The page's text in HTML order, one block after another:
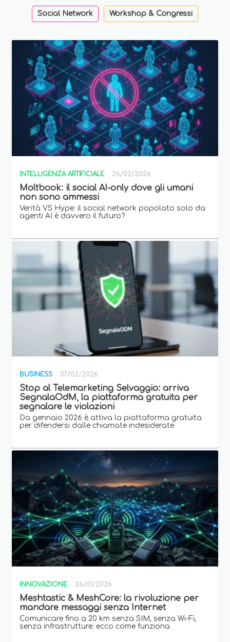
Social Network Workshop & Congressi
INTELLIGENZA ARTIFICIALE 26/02/2026
Moltbook: il social AI-only dove gli umani
non sono ammessi
Verità VS Hype: il social network popolato solo da
agenti AI è davvero il futuro?
BUSINESS 07/02/2026
Stop al Telemarketing Selvaggio: arriva
SegnalaOdM, la piattaforma gratuita per
segnalare le violazioni
Da gennaio 2026 è attiva la piattaforma gratuita
per difendersi dalle chiamate indesiderate
INNOVAZIONE 26/01/2026
Meshtastic & MeshCore: la rivoluzione per
mandare messaggi senza Internet
Comunicare fino a 20 km senza SIM, senza Wi-Fi,
senza infrastrutture: ecco come funziona